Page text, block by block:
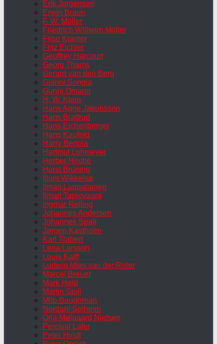
Erik Jorgensen
Erwin Braun
F. W. Möller
Friedrich Wilhelm Möller
Friso Kramer
Fritz Eichler
Geoffrey Harcourt
Georg Thams
Gerard van den Berg
Gianni Songia
Gunni Omann
H. W. Klein
Hans Agne Jakobsson
Hans Brattrud
Hans Eichenberger
Hans Kaufeld
Harry Bertoia
Hartmut Lohmeyer
Herber Hirche
Horst Brüning
Illum Wikkelsø
Ilmari Lappalainen
Ilmari Tapiovaara
Ingmar Relling
Johannes Andersen
Johannes Spalt
Jørgen Kastholm
Karl Trabert
Lena Larsson
Louis Kalff
Ludwig Mies van der Rohe
Marcel Breuer
Mark Held
Martin Stoll
Milo Baughman
Nordahl Solheim
Orla Mølgaard Nielsen
Percival Lafer
Peter Hvidt